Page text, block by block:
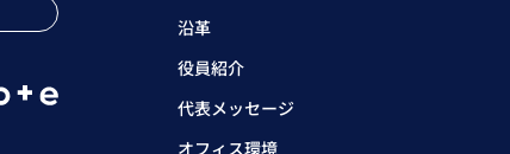
沿革
役員紹介
代表メッセージ
オフィス環境